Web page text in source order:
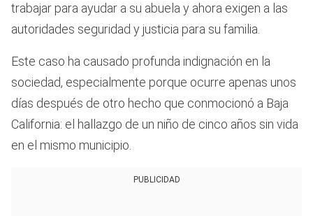
trabajar para ayudar a su abuela y ahora exigen a las
autoridades seguridad y justicia para su familia.
Este caso ha causado profunda indignación en la
sociedad, especialmente porque ocurre apenas unos
días después de otro hecho que conmocionó a Baja
California: el hallazgo de un niño de cinco años sin vida
en el mismo municipio.
PUBLICIDAD